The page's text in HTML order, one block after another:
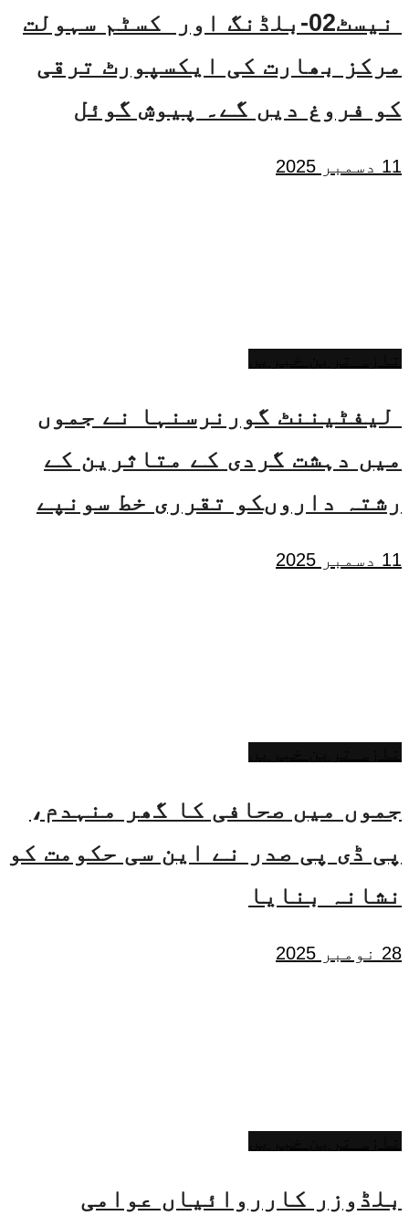
نیسٹ02-بلڈنگ اور کسٹم سہولت
مرکز بھارت کی ایکسپورٹ ترقی
کو فروغ دیں گے۔ پیوش گوئل
11 دسمبر 2025
لیفٹیننٹ گورنرسنہا نے جموں
میں دہشت گردی کے متاثرین کے
رشتہ داروںکو تقرری خط سونپے
11 دسمبر 2025
جموں میں صحافی کا گھر منہدم،
پی ڈی پی صدر نے این سی حکومت کو
نشانہ بنایا
28 نومبر 2025
بلڈوزر کارروائیاں عوامی